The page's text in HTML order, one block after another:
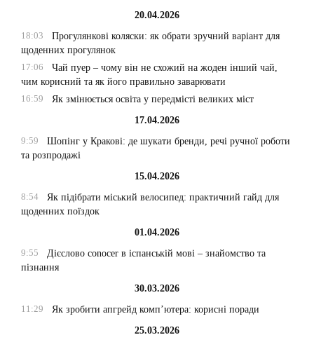
20.04.2026
18:03
Прогулянкові коляски: як обрати зручний варіант для
щоденних прогулянок
17:06
Чай пуер – чому він не схожий на жоден інший чай,
чим корисний та як його правильно заварювати
16:59
Як змінюється освіта у передмісті великих міст
17.04.2026
9:59
Шопінг у Кракові: де шукати бренди, речі ручної роботи
та розпродажі
15.04.2026
8:54
Як підібрати міський велосипед: практичний гайд для
щоденних поїздок
01.04.2026
9:55
Дієслово conocer в іспанській мові – знайомство та
пізнання
30.03.2026
11:29
Як зробити апгрейд комп’ютера: корисні поради
25.03.2026